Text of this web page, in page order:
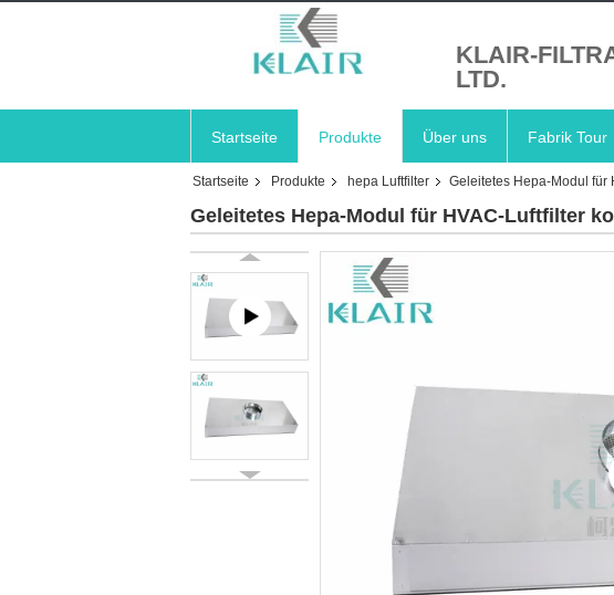
KLAIR-
LTD.
Startseite Produkte Über uns Fabrik Tour
Startseite Produkte hepa Luftfilter Geleitetes Hepa-Modul für
Geleitetes Hepa-Modul für HVAC-Luftfilter